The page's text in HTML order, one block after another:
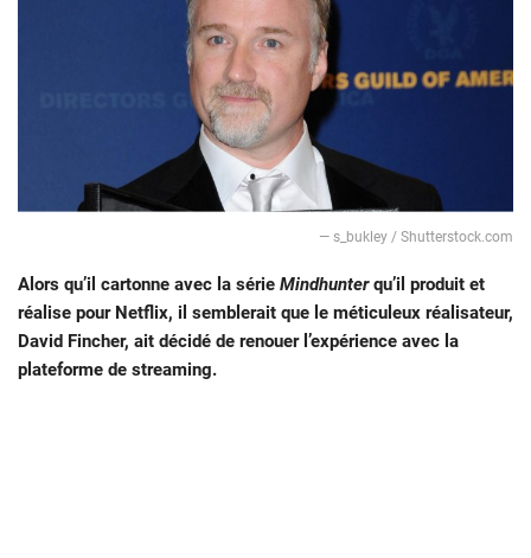
— s_bukley / Shutterstock.com
Alors qu’il cartonne avec la série Mindhunterqu’il produit et
réalise pour Netflix, il semblerait que le méticuleux réalisateur,
David Fincher, ait décidé de renouer l’expérience avec la
plateforme de streaming.